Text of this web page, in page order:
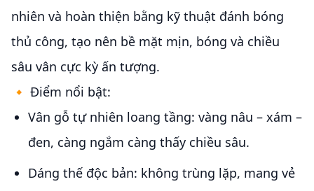
nhiên và hoàn thiện bằng kỹ thuật đánh bóng
thủ công, tạo nên bề mặt mịn, bóng và chiều
sâu vân cực kỳ ấn tượng.
🔸 Điểm nổi bật:
Vân gỗ tự nhiên loang tầng: vàng nâu – xám –
đen, càng ngắm càng thấy chiều sâu.
Dáng thế độc bản: không trùng lặp, mang vẻ